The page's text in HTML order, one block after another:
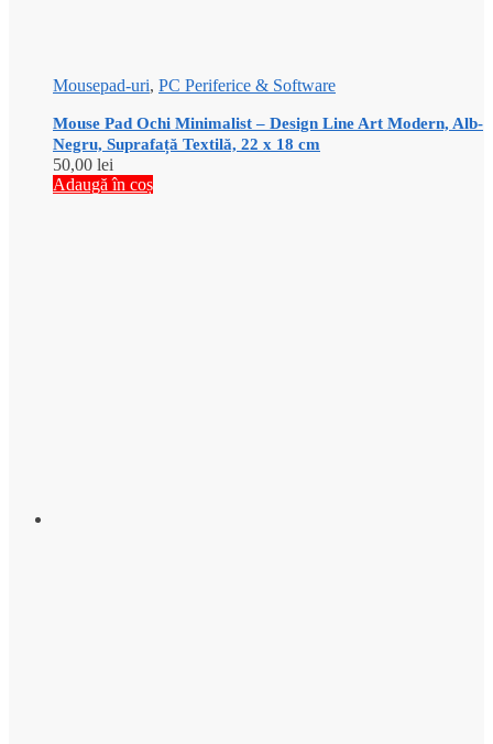
Mousepad-uri, PC Periferice & Software
Mouse Pad Ochi Minimalist – Design Line Art Modern, Alb-
Negru, Suprafață Textilă, 22 x 18 cm
50,00 lei
Adaugă în coș